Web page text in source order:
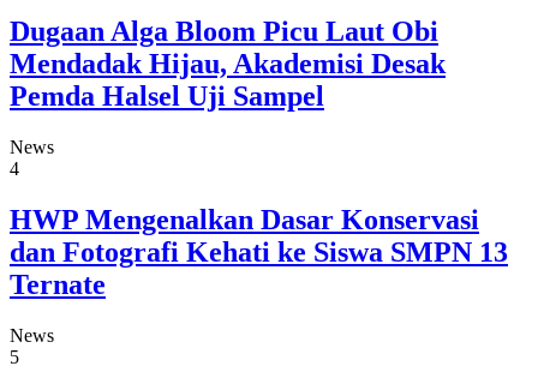
Dugaan Alga Bloom Picu Laut Obi
Mendadak Hijau, Akademisi Desak
Pemda Halsel Uji Sampel
News
4
HWP Mengenalkan Dasar Konservasi
dan Fotografi Kehati ke Siswa SMPN 13
Ternate
News
5